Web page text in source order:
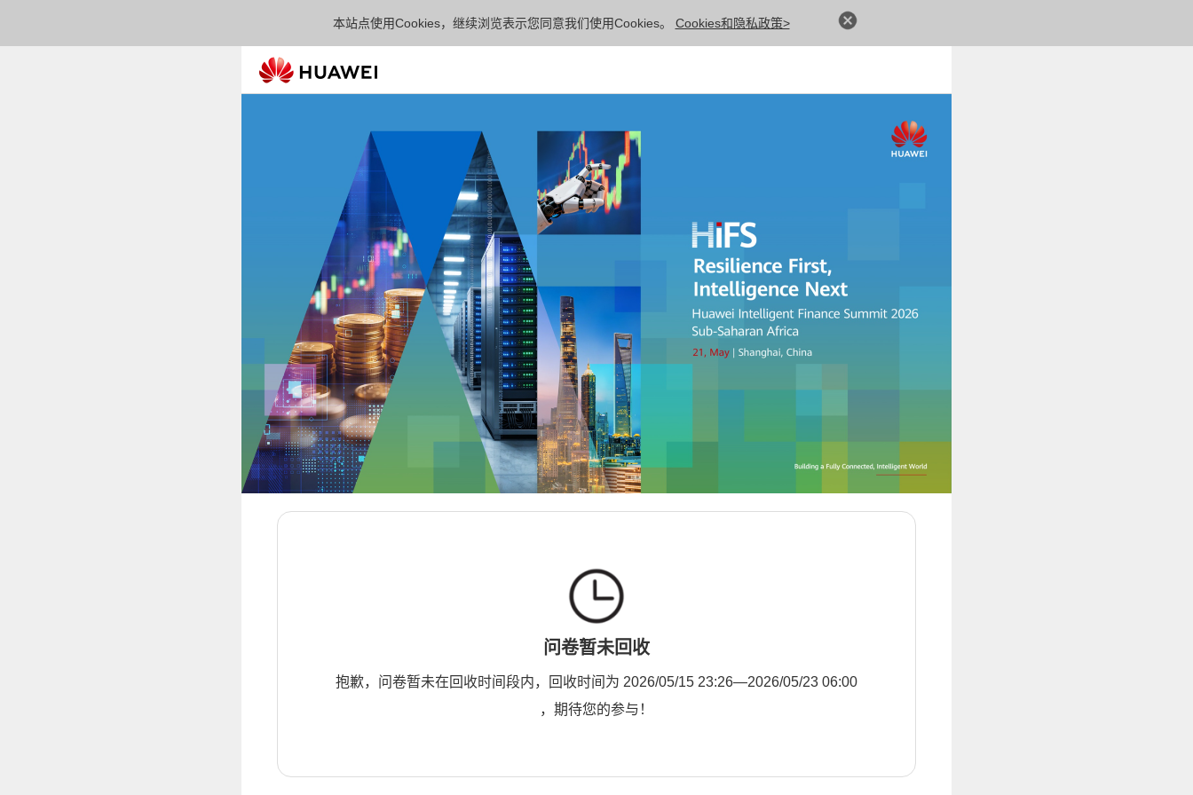
本站点使用Cookies，继续浏览表示您同意我们使用Cookies。 Cookies和隐私政策>
问卷暂未回收
抱歉，问卷暂未在回收时间段内，回收时间为 2026/05/15 23:26—2026/05/23 06:00
，期待您的参与！